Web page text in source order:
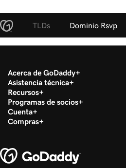
TLDs Dominio Rsvp
Acerca de GoDaddy
Asistencia técnica
Recursos
Programas de socios
Cuenta
Compras